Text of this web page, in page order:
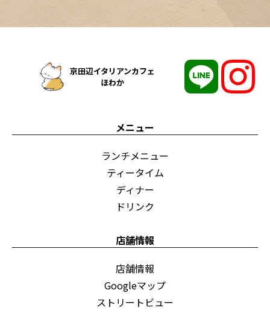
京田辺イタリアンカフェ
ほわか
メニュー
ランチメニュー
ティータイム
ディナー
ドリンク
店舗情報
店舗情報
Googleマップ
ストリートビュー